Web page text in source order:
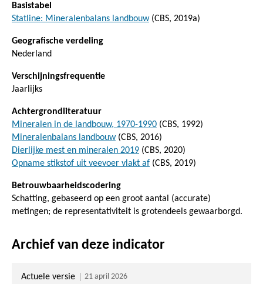
Basistabel
Statline: Mineralenbalans landbouw(CBS, 2019a)
Geografische verdeling
Nederland
Verschijningsfrequentie
Jaarlijks
Achtergrondliteratuur
Mineralen in de landbouw, 1970-1990 (CBS, 1992)
Mineralenbalans landbouw(CBS, 2016)
Dierlijke mest en mineralen 2019 (CBS, 2020)
Opname stikstof uit veevoer vlakt af (CBS, 2019)
Betrouwbaarheidscodering
Schatting, gebaseerd op een groot aantal (accurate)
metingen; de representativiteit is grotendeels gewaarborgd.
Archief van deze indicator
Actuele versie 21 april 2026